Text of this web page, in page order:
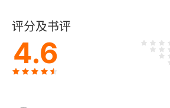
2.3 没有绝对标准，只有相对参照
2.4 做真实的自己
评分及书评
4.6